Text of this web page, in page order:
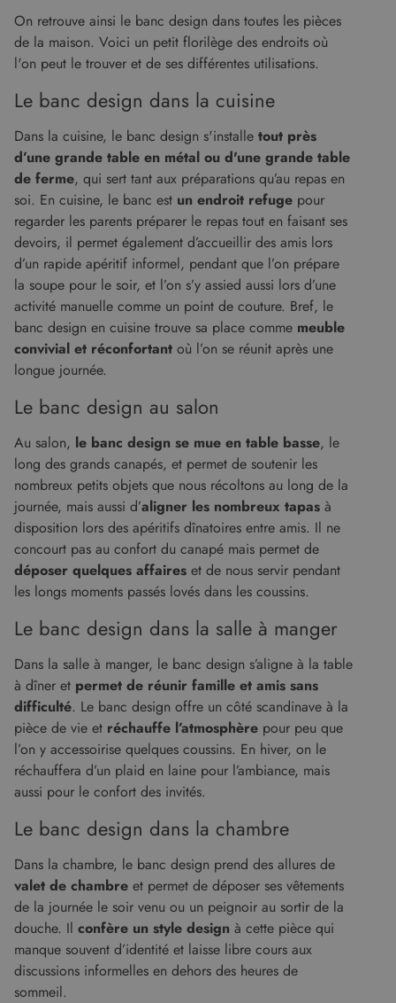
On retrouve ainsi le banc design dans toutes les pièces
de la maison. Voici un petit florilège des endroits où
l'on peut le trouver et de ses différentes utilisations.
Le banc design dans la cuisine
Dans la cuisine, le banc design s'installe tout près
d’une grande table en métal ou d'une grande table
de ferme, qui sert tant aux préparations qu’au repas en
soi. En cuisine, le banc est un endroit refuge pour
regarder les parents préparer le repas tout en faisant ses
devoirs, il permet également d’accueillir des amis lors
d’un rapide apéritif informel, pendant que l’on prépare
la soupe pour le soir, et l’on s’y assied aussi lors d’une
activité manuelle comme un point de couture. Bref, le
banc design en cuisine trouve sa place comme meuble
convivial et réconfortant où l’on se réunit après une
longue journée.
Le banc design au salon
Au salon, le banc design se mue en table basse, le
long des grands canapés, et permet de soutenir les
nombreux petits objets que nous récoltons au long de la
journée, mais aussi d’aligner les nombreux tapas à
disposition lors des apéritifs dînatoires entre amis. Il ne
concourt pas au confort du canapé mais permet de
déposer quelques affaires et de nous servir pendant
les longs moments passés lovés dans les coussins.
Le banc design dans la salle à manger
Dans la salle à manger, le banc design s’aligne à la table
à dîner et permet de réunir famille et amis sans
difficulté. Le banc design offre un côté scandinave à la
pièce de vie et réchauffe l’atmosphère pour peu que
l’on y accessoirise quelques coussins. En hiver, on le
réchauffera d’un plaid en laine pour l’ambiance, mais
aussi pour le confort des invités.
Le banc design dans la chambre
Dans la chambre, le banc design prend des allures de
valet de chambre et permet de déposer ses vêtements
de la journée le soir venu ou un peignoir au sortir de la
douche. Il confère un style design à cette pièce qui
manque souvent d’identité et laisse libre cours aux
discussions informelles en dehors des heures de
sommeil.